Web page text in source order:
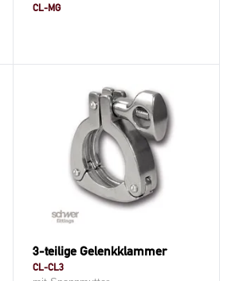
CL-MG
3-teilige Gelenkklammer
CL-CL3